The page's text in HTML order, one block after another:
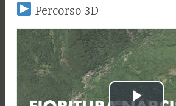
Percorso 3D